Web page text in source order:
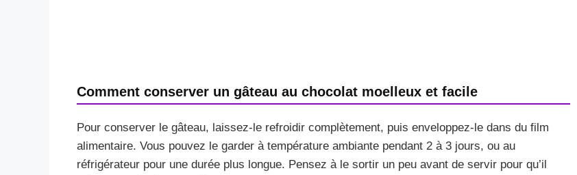
Comment conserver un gâteau au chocolat moelleux et facile
Pour conserver le gâteau, laissez-le refroidir complètement, puis enveloppez-le dans du film
alimentaire. Vous pouvez le garder à température ambiante pendant 2 à 3 jours, ou au
réfrigérateur pour une durée plus longue. Pensez à le sortir un peu avant de servir pour qu’il